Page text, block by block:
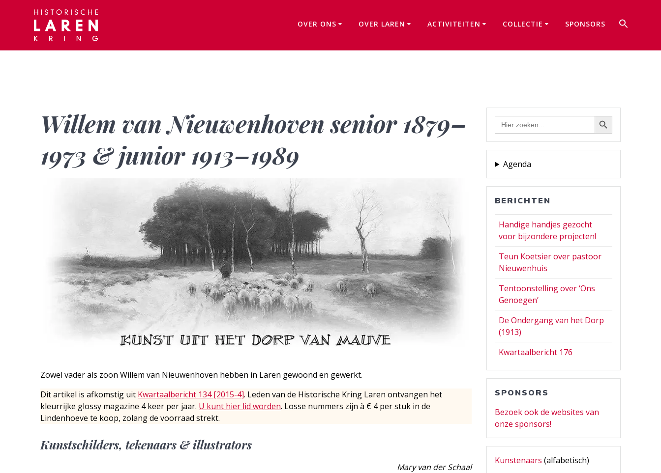
OVER ONS OVER LAREN ACTIVITEITEN COLLECTIE SPONSORS
Willem van Nieuwenhoven senior 1879–
1973 & junior 1913–1989
Zowel vader als zoon Willem van Nieuwenhoven hebben in Laren gewoond en gewerkt.
Dit artikel is afkomstig uit Kwartaalbericht 134 [2015-4]. Leden van de Historische Kring Laren ontvangen het
kleurrijke glossy magazine 4 keer per jaar. U kunt hier lid worden. Losse nummers zijn à € 4 per stuk in de
Lindenhoeve te koop, zolang de voorraad strekt.
Kunstschilders, tekenaars & illustrators
Mary van der Schaal
Zoek
naar:
Zoekknop
Agenda
BERICHTEN
Handige handjes gezocht
voor bijzondere projecten!
Teun Koetsier over pastoor
Nieuwenhuis
Tentoonstelling over ‘Ons
Genoegen’
De Ondergang van het Dorp
(1913)
Kwartaalbericht 176
SPONSORS
Bezoek ook de websites van
onze sponsors!
Kunstenaars (alfabetisch)